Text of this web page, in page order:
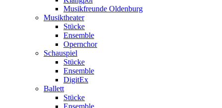
Musikfreunde Oldenburg
Musiktheater
Stücke
Ensemble
Opernchor
Schauspiel
Stücke
Ensemble
DigitEx
Ballett
Stücke
Ensemble